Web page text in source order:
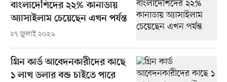
বাংলাদেশিদের ২২% কানাডায়
অ্যাসাইলাম চেয়েছেন এখন পর্যন্ত
২৭ জুলাই ২০২৬
গ্রিন কার্ড আবেদনকারীদের কাছে
১ লাখ ডলার বন্ড চাইতে পারে